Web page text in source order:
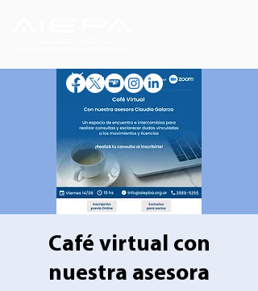
Café virtual con
nuestra asesora